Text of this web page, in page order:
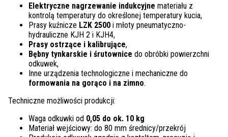
Elektryczne nagrzewanie indukcyjne materiału z
kontrolą temperatury do określonej temperatury kucia,
Prasy kuźnicze LZK 2500 i młoty pneumatyczno-
hydrauliczne KJH 2 i KJH4,
Prasy ostrzące i kalibrujące,
Bębny tynkarskie i śrutownice do obróbki powierzchni
odkuwek,
Inne urządzenia technologiczne i mechaniczne do
formowania na gorąco i na zimno.
Techniczne możliwości produkcji:
Waga odkuwki od 0,05 do ok. 10 kg
Materiał wejściowy: do 80 mm średnicy/przekrój